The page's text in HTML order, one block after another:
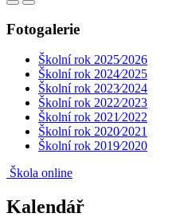
Fotogalerie
Školní rok 2025⁄2026
Školní rok 2024⁄2025
Školní rok 2023⁄2024
Školní rok 2022⁄2023
Školní rok 2021⁄2022
Školní rok 2020⁄2021
Školní rok 2019⁄2020
Škola online
Kalendář